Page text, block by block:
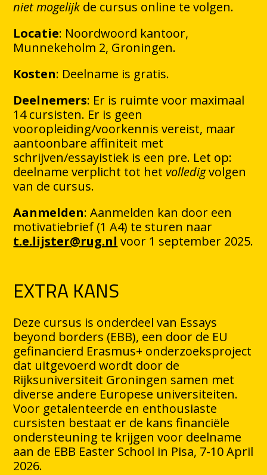
niet mogelijk de cursus online te volgen.
Locatie: Noordwoord kantoor,
Munnekeholm 2, Groningen.
Kosten: Deelname is gratis.
Deelnemers: Er is ruimte voor maximaal
14 cursisten. Er is geen
vooropleiding/voorkennis vereist, maar
aantoonbare affiniteit met
schrijven/essayistiek is een pre. Let op:
deelname verplicht tot het volledigvolgen
van de cursus.
Aanmelden: Aanmelden kan door een
motivatiebrief (1 A4) te sturen naar
t.e.lijster@rug.nl voor 1 september 2025.
EXTRA KANS
Deze cursus is onderdeel van Essays
beyond borders (EBB), een door de EU
gefinancierd Erasmus+ onderzoeksproject
dat uitgevoerd wordt door de
Rijksuniversiteit Groningen samen met
diverse andere Europese universiteiten.
Voor getalenteerde en enthousiaste
cursisten bestaat er de kans financiële
ondersteuning te krijgen voor deelname
aan de EBB Easter School in Pisa, 7-10 April
2026.